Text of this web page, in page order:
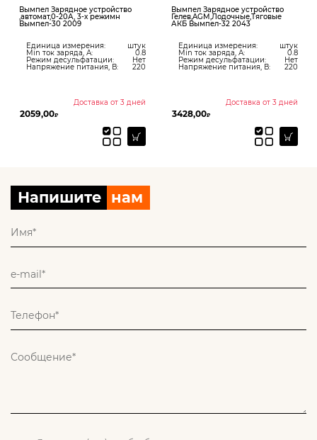
Вымпел Зарядное устройство
,автомат,0-20А, 3-х режимн
Вымпел-30 2009
Единица измерения: штук
Min ток заряда, А: 0.8
Режим десульфатации: Нет
Напряжение питания, В: 220
Доставка от 3 дней
2059,00₽
Вымпел Зарядное устройство
Гелев,AGM,Лодочные,Тяговые
АКБ Вымпел-32 2043
Единица измерения: штук
Min ток заряда, А: 0.8
Режим десульфатации: Нет
Напряжение питания, В: 220
Доставка от 3 дней
3428,00₽
Напишите нам